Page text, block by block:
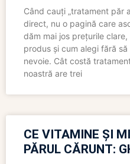
Când cauți „tratament păr
direct, nu o pagină care
dăm mai jos prețurile
produs și cum alegi fără
nevoie. Cât costă
noastră are trei
CE VITAMINE ȘI
PĂRUL CĂRUNT: